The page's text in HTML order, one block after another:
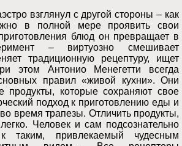
взглянул с другой стороны – как
в полной мере проявить свои
блюд он превращает в
– виртуозно смешивает
традиционную рецептуру, ищет
этом Антонио Менегетти всегда
правил «живой кухни». Они
продукты, которые сохраняют свое
подход к приготовлению еды и
время трапезы. Отличить продукты,
Человек и сам подсознательно
таким, привлекаемый чудесным